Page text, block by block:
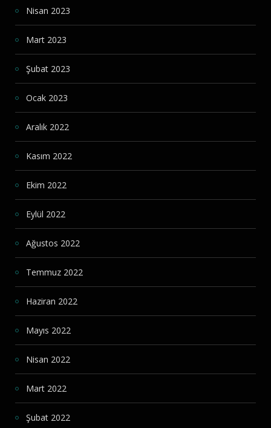
Nisan 2023
Mart 2023
Şubat 2023
Ocak 2023
Aralık 2022
Kasım 2022
Ekim 2022
Eylül 2022
Ağustos 2022
Temmuz 2022
Haziran 2022
Mayıs 2022
Nisan 2022
Mart 2022
Şubat 2022